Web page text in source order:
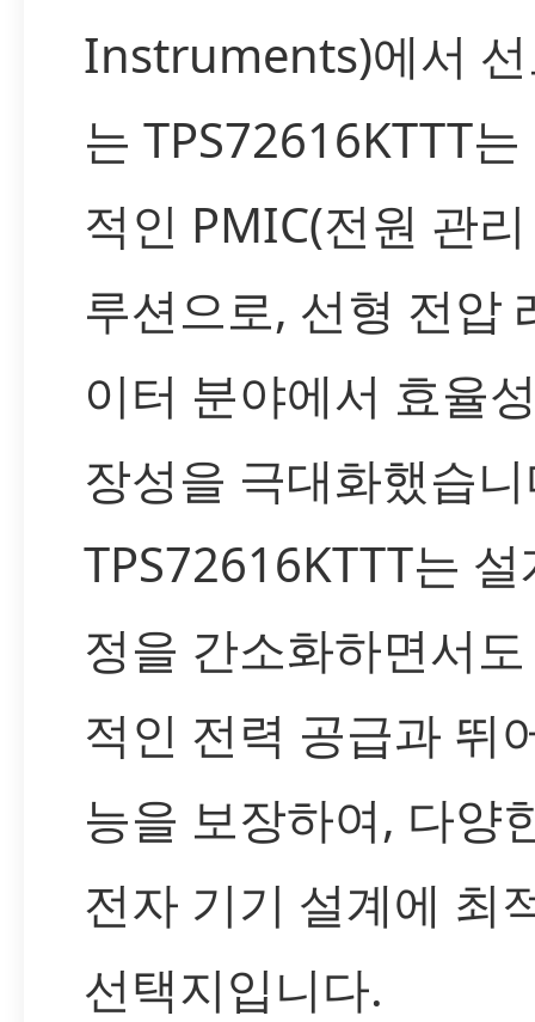
Instruments)에서
는 TPS72616KTTT
적인 PMIC(전원 관
루션으로, 선형 전압
이터 분야에서 효율
장성을 극대화했습
TPS72616KTTT는
정을 간소화하면서
적인 전력 공급과 뛰
능을 보장하여, 다양
전자 기기 설계에 최
선택지입니다.